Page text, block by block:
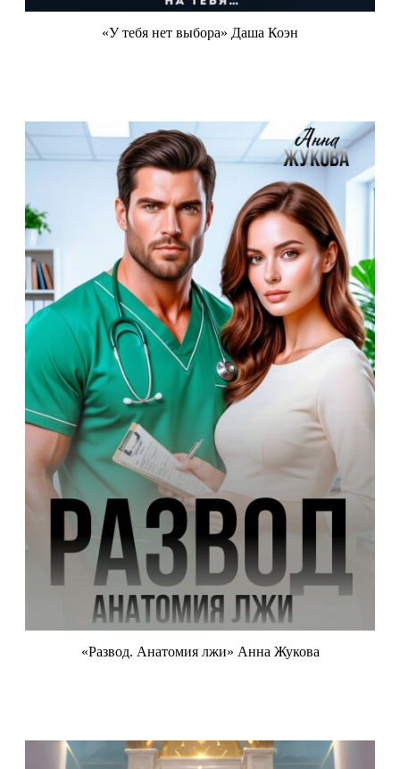
«У тебя нет выбора» Даша Коэн
«Развод. Анатомия лжи» Анна Жукова